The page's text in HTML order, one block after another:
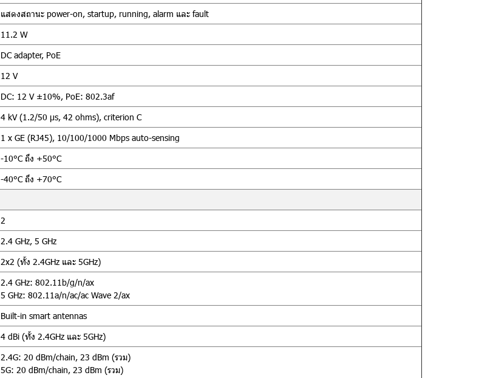
แสดงสถานะ power-on, startup, running, alarm และ fault
11.2 W
DC adapter, PoE
12 V
DC: 12 V ±10%, PoE: 802.3af
4 kV (1.2/50 µs, 42 ohms), criterion C
1 x GE (RJ45), 10/100/1000 Mbps auto-sensing
-10°C ถึง +50°C
-40°C ถึง +70°C
2
2.4 GHz, 5 GHz
2x2 (ทั้ง 2.4GHz และ 5GHz)
2.4 GHz: 802.11b/g/n/ax
5 GHz: 802.11a/n/ac/ac Wave 2/ax
Built-in smart antennas
4 dBi (ทั้ง 2.4GHz และ 5GHz)
2.4G: 20 dBm/chain, 23 dBm (รวม)
5G: 20 dBm/chain, 23 dBm (รวม)